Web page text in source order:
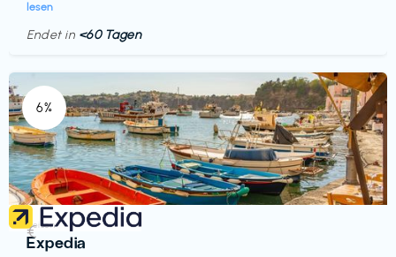
lesen
Endet in <60 Tagen
6%
Reisen
Expedia
€‎